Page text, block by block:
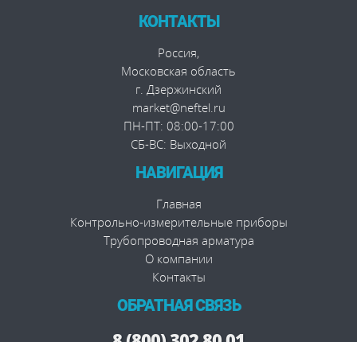
КОНТАКТЫ
Россия,
Московская область
г. Дзержинский
market@neftel.ru
ПН-ПТ: 08:00-17:00
СБ-ВС: Выходной
НАВИГАЦИЯ
Главная
Контрольно-измерительные приборы
Трубопроводная арматура
О компании
Контакты
ОБРАТНАЯ СВЯЗЬ